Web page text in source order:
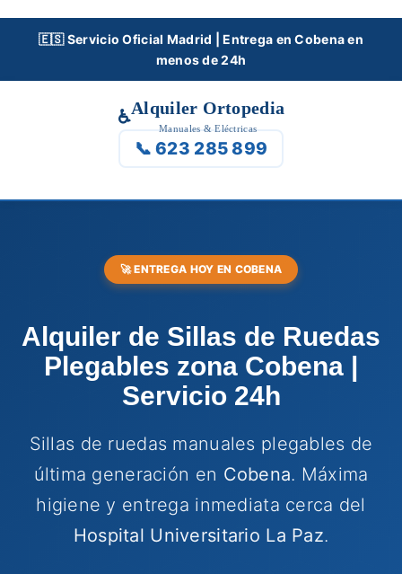
Skip
🇪🇸 Servicio Oficial Madrid | Entrega en Cobena en
menos de 24h
♿Alquiler Ortopedia
Manuales & Eléctricas
📞 623 285 899
🚀 ENTREGA HOY EN COBENA
Alquiler de Sillas de Ruedas
Plegables zona Cobena |
Servicio 24h
Sillas de ruedas manuales plegables de
última generación en Cobena. Máxima
higiene y entrega inmediata cerca del
Hospital Universitario La Paz.